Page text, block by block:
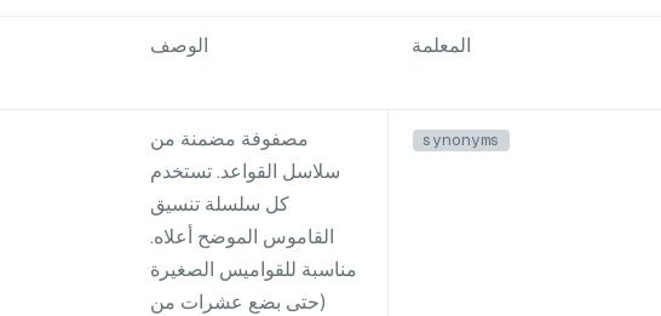
المعلمة الوصف
synonyms
مصفوفة مضمنة من
سلاسل القواعد. تستخدم
كل سلسلة تنسيق
القاموس الموضح أعلاه.
مناسبة للقواميس الصغيرة
(حتى بضع عشرات من